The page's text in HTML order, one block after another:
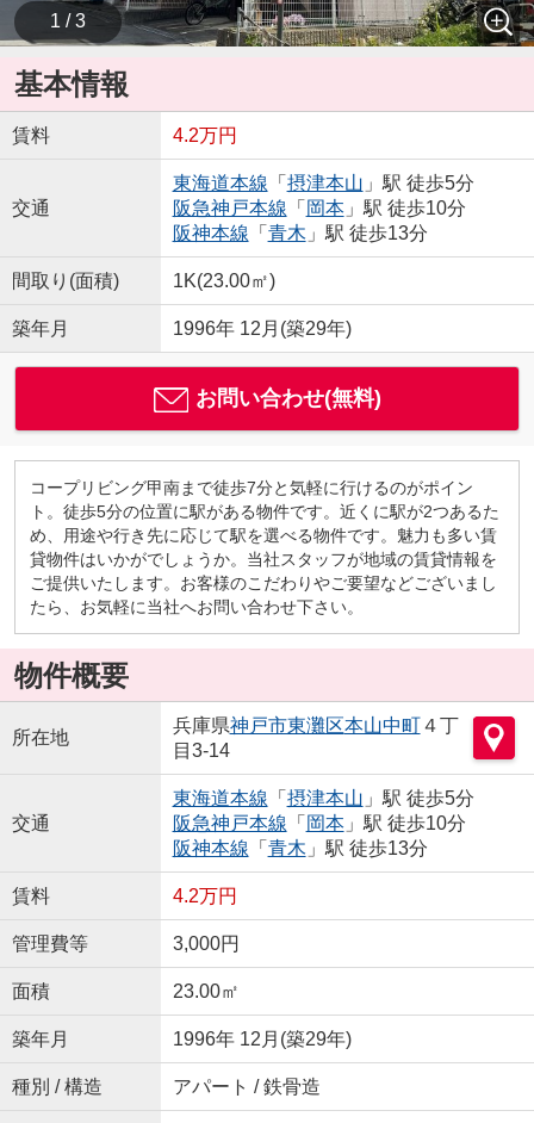
1 / 3
基本情報
賃料 4.2万円
交通
東海道本線 「 摂津本山 」駅 徒歩5分
阪急神戸本線 「 岡本」駅 徒歩10分
阪神本線 「 青木 」駅 徒歩13分
間取り(面積) 1K(23.00㎡)
築年月 1996年 12月(築29年)
お問い合わせ(無料)
コープリビング甲南まで徒歩7分と気軽に行けるのがポイン
ト。徒歩5分の位置に駅がある物件です。近くに駅が2つあるた
め、用途や行き先に応じて駅を選べる物件です。魅力も多い賃
貸物件はいかがでしょうか。当社スタッフが地域の賃貸情報を
ご提供いたします。お客様のこだわりやご要望などございまし
たら、お気軽に当社へお問い合わせ下さい。
物件概要
所在地
兵庫県神戸市東灘区本山中町４丁
目3-14
交通
東海道本線 「 摂津本山 」駅 徒歩5分
阪急神戸本線 「 岡本」駅 徒歩10分
阪神本線 「 青木 」駅 徒歩13分
賃料 4.2万円
管理費等 3,000円
面積 23.00㎡
築年月 1996年 12月(築29年)
種別 / 構造 アパート / 鉄骨造